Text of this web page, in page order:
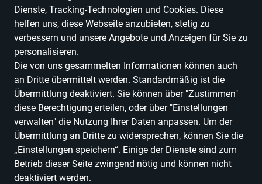
Dienste, Tracking-Technologien und Cookies. Diese
helfen uns, diese Webseite anzubieten, stetig zu
verbessern und unsere Angebote und Anzeigen für Sie zu
personalisieren.
Die von uns gesammelten Informationen können auch
an Dritte übermittelt werden. Standardmäßig ist die
Übermittlung deaktiviert. Sie können über "Zustimmen"
diese Berechtigung erteilen, oder über "Einstellungen
verwalten" die Nutzung Ihrer Daten anpassen. Um der
Übermittlung an Dritte zu widersprechen, können Sie die
„Einstellungen speichern“. Einige der Dienste sind zum
Betrieb dieser Seite zwingend nötig und können nicht
deaktiviert werden.
Einkaufen in Baden-Württemberg
Fashion &
Accessoires
Bekleidung Traditionelle & Festkleidung
Trachten
Röcke
Trachten Röcke
ALLE FILTER